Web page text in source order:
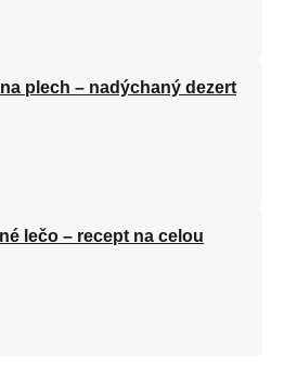
plech – nadýchaný dezert
lečo – recept na celou